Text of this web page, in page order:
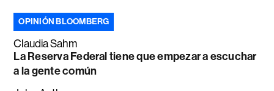
OPINIÓN BLOOMBERG
Claudia Sahm
La Reserva Federal tiene que empezar a escuchar
a la gente común